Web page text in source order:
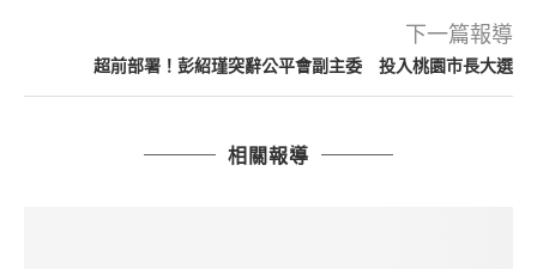
下一篇報導
超前部署！彭紹瑾突辭公平會副主委 投入桃園市長大選
相關報導